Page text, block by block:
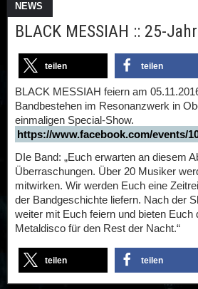
NEWS
BLACK MESSIAH :: 25-
teilen teilen
BLACK MESSIAH feiern am
Bandbestehen im Resonanzwerk in
einmaligen Special-Show.
https://www.facebook.com/events/
DIe Band: „Euch erwarten an diesem
Überraschungen. Über 20 Musiker
mitwirken. Wir werden Euch eine
der Bandgeschichte liefern. Nach der
weiter mit Euch feiern und bieten Euch
Metaldisco für den Rest der Nacht.“
teilen teilen